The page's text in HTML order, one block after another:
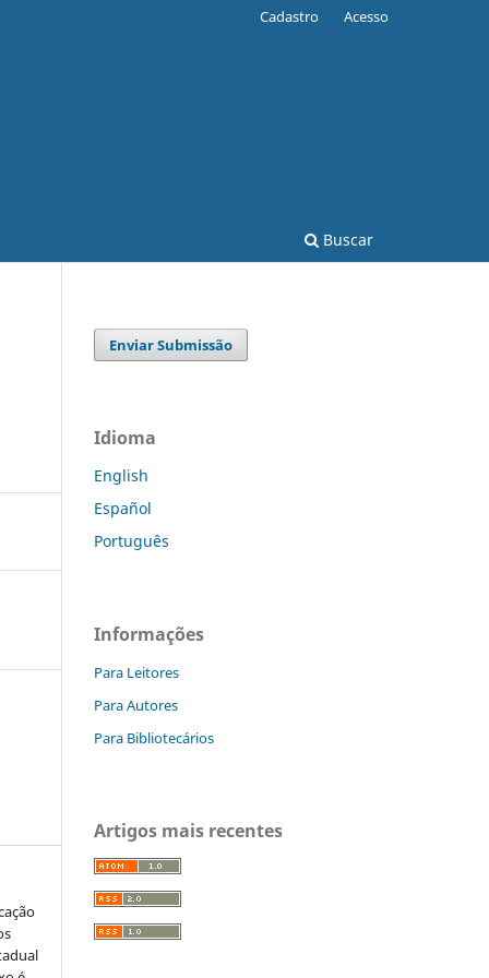
Buscar
Cadastro Acesso
Enviar Submissão
Idioma
English
Español
Português
Informações
Para Leitores
Para Autores
Para Bibliotecários
Artigos mais recentes